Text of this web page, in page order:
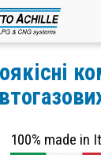
100% made in